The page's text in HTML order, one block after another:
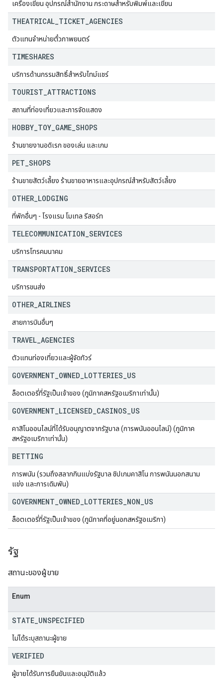
เครื่องเขียน อุปกรณ์สำนักงาน กระดาษสำหรับพิมพ์และเขียน
THEATRICAL TICKET AGENCIES
ตัวแทนจำหน่ายตั๋วภาพยนตร์
TIMESHARES
บริการด้านกรรมสิทธิ์สำหรับไทม์แชร์
TOURIST ATTRACTIONS
สถานที่ท่องเที่ยวและการจัดแสดง
HOBBY TOY GAME SHOPS
ร้านขายงานอดิเรก ของเล่น และเกม
PET SHOPS
ร้านขายสัตว์เลี้ยง ร้านขายอาหารและอุปกรณ์สำหรับสัตว์เลี้ยง
OTHER LODGING
ที่พักอื่นๆ - โรงแรม โมเทล รีสอร์ท
TELECOMMUNICATION SERVICES
บริการโทรคมนาคม
TRANSPORTATION SERVICES
บริการขนส่ง
OTHER AIRLINES
สายการบินอื่นๆ
TRAVEL AGENCIES
ตัวแทนท่องเที่ยวและผู้จัดทัวร์
GOVERNMENT OWNED LOTTERIES US
ล็อตเตอรี่ที่รัฐเป็นเจ้าของ (ภูมิภาคสหรัฐอเมริกาเท่านั้น)
GOVERNMENT LICENSED CASINOS US
คาสิโนออนไลน์ที่ได้รับอนุญาตจากรัฐบาล (การพนันออนไลน์) (ภูมิภาค
สหรัฐอเมริกาเท่านั้น)
BETTING
การพนัน (รวมถึงสลากกินแบ่งรัฐบาล ชิปเกมคาสิโน การพนันนอกสนาม
แข่ง และการเดิมพัน)
GOVERNMENT OWNED LOTTERIES NON US
ล็อตเตอรี่ที่รัฐเป็นเจ้าของ (ภูมิภาคที่อยู่นอกสหรัฐอเมริกา)
รัฐ
สถานะของผู้ขาย
Enum
STATE UNSPECIFIED
ไม่ได้ระบุสถานะผู้ขาย
VERIFIED
ผู้ขายได้รับการยืนยันและอนุมัติแล้ว